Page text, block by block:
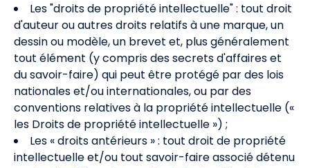
Les "droits de propriété intellectuelle" : tout droit
d'auteur ou autres droits relatifs à une marque, un
dessin ou modèle, un brevet et, plus généralement
tout élément (y compris des secrets d'affaires et
du savoir-faire) qui peut être protégé par des lois
nationales et/ou internationales, ou par des
conventions relatives à la propriété intellectuelle («
les Droits de propriété intellectuelle ») ;
Les « droits antérieurs » : tout droit de propriété
intellectuelle et/ou tout savoir-faire associé détenu